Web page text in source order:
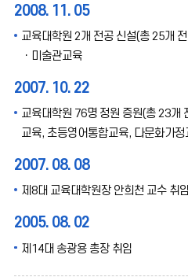
2008. 11. 05
교육대학원 2개 전공 신설(총 25개
ㆍ미술관교육
2007. 10. 22
교육대학원 76명 정원 증원(총 23개
교육, 초등영어통합교육, 다문화가정
2007. 08. 08
제8대 교육대학원장 안희천 교수 취임
2005. 08. 02
제14대 송광용 총장 취임